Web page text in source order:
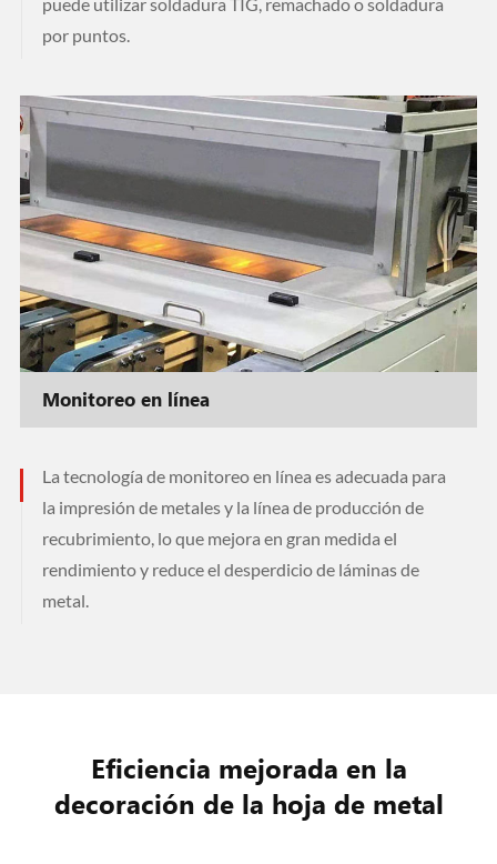
puede utilizar soldadura TIG, remachado o soldadura
por puntos.
Monitoreo en línea
La tecnología de monitoreo en línea es adecuada para
la impresión de metales y la línea de producción de
recubrimiento, lo que mejora en gran medida el
rendimiento y reduce el desperdicio de láminas de
metal.
Eficiencia mejorada en la
decoración de la hoja de metal